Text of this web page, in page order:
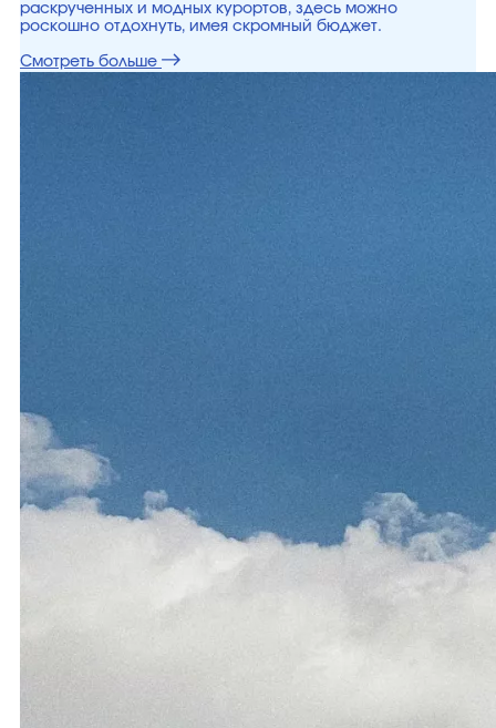
раскрученных и модных курортов, здесь можно
роскошно отдохнуть, имея скромный бюджет.
Смотреть больше